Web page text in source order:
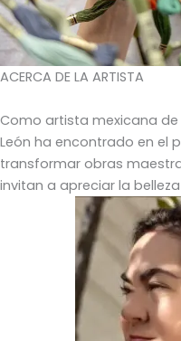
ACERCA DE LA ARTISTA
Como artista mexicana de
León ha encontrado en el
transformar obras
invitan a apreciar la